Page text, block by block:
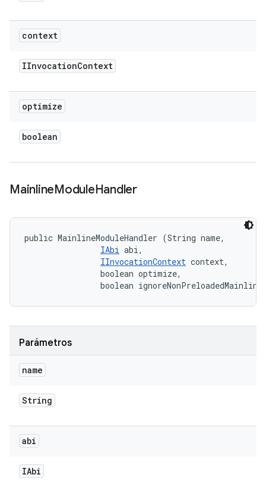
context
IInvocationContext
optimize
boolean
MainlineModuleHandler
public MainlineModuleHandler (String name,
IAbi abi,
IInvocationContext context,
                boolean optimize,
boolean
Parámetros
name
String
abi
IAbi